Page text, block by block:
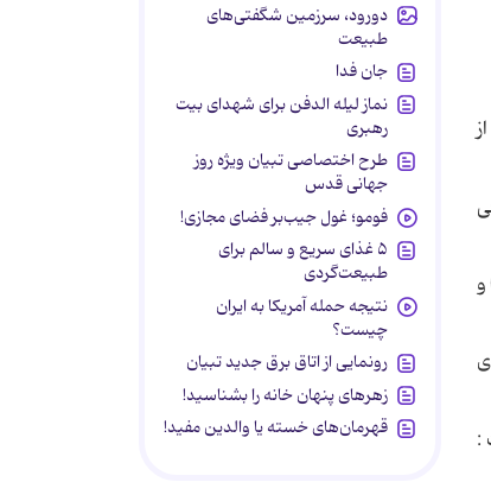
از
:
دورود، سرزمین شگفتی‌های
طبیعت
جان فدا
نماز لیله الدفن برای شهدای بیت
رهبری
طرح اختصاصی تبیان ویژه روز
جهانی قدس
فومو؛ غول جیب‌بر فضای مجازی!
۵ غذای سریع و سالم برای
طبیعت‌گردی
نتیجه حمله آمریکا به ایران
چیست؟
رونمایی از اتاق برق جدید تبیان
زهرهای پنهان خانه را بشناسید!
قهرمان‌های خسته یا والدین مفید!